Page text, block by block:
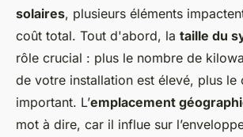
solaires, plusieurs éléments
coût total. Tout d'abord, la taille du
rôle crucial : plus le nombre de
de votre installation est élevé, plus le
important. L’emplacement
mot à dire, car il influe sur